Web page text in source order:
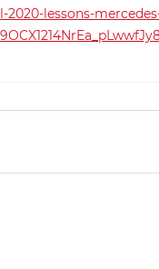
lessons-